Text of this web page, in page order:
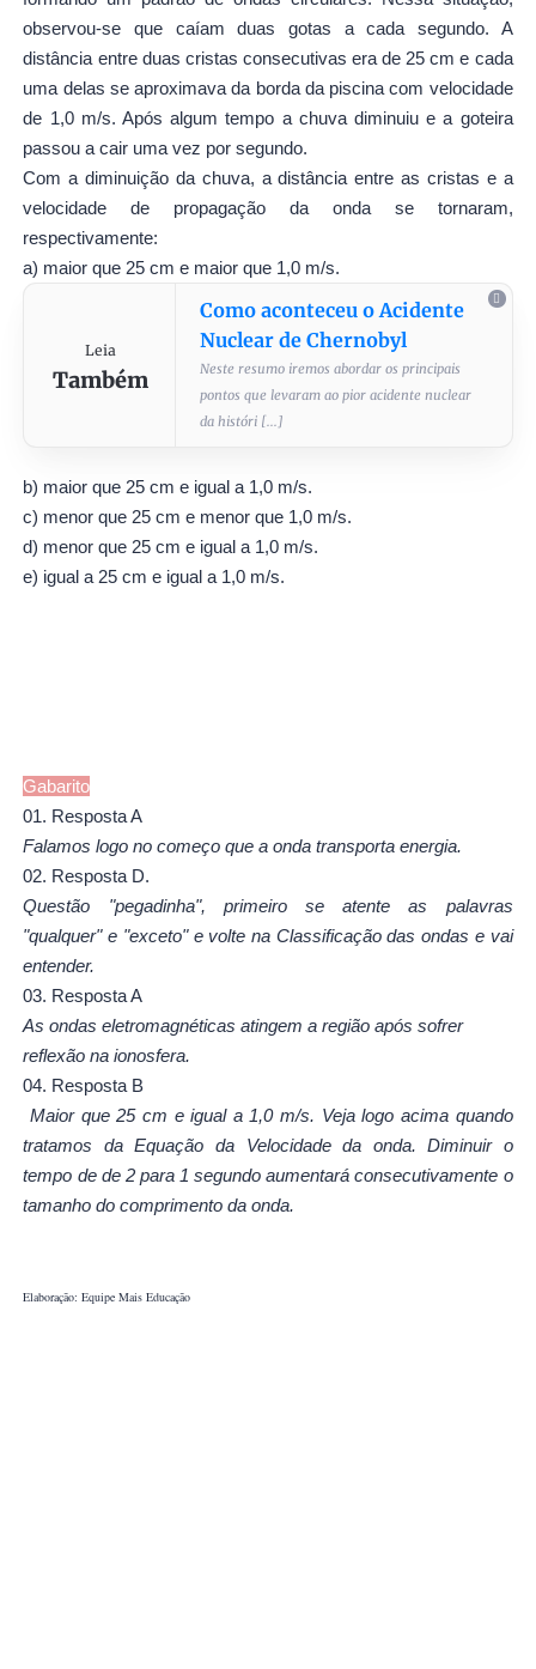
observou-se que caíam duas gotas a cada segundo. A
distância entre duas cristas consecutivas era de 25 cm e cada
uma delas se aproximava da borda da piscina com velocidade
de 1,0 m/s. Após algum tempo a chuva diminuiu e a goteira
passou a cair uma vez por segundo.
Com a diminuição da chuva, a distância entre as cristas e a
velocidade de propagação da onda se tornaram,
respectivamente:
a) maior que 25 cm e maior que 1,0 m/s.
Leia
Também
Como aconteceu o Acidente
Nuclear de Chernobyl
Neste resumo iremos abordar os principais
pontos que levaram ao pior acidente nuclear
da históri [...]
b) maior que 25 cm e igual a 1,0 m/s.
c) menor que 25 cm e menor que 1,0 m/s.
d) menor que 25 cm e igual a 1,0 m/s.
e) igual a 25 cm e igual a 1,0 m/s.
Gabarito
01. Resposta A
Falamos logo no começo que a onda transporta energia.
02. Resposta D.
Questão "pegadinha", primeiro se atente as palavras
"qualquer" e "exceto" e volte na Classificação das ondas e vai
entender.
03. Resposta A
As ondas eletromagnéticas atingem a região após sofrer
reflexão na ionosfera.
04. Resposta B
Maior que 25 cm e igual a 1,0 m/s. Veja logo acima quando
tratamos da Equação da Velocidade da onda. Diminuir o
tempo de de 2 para 1 segundo aumentará consecutivamente o
tamanho do comprimento da onda.
Elaboração: Equipe Mais Educação